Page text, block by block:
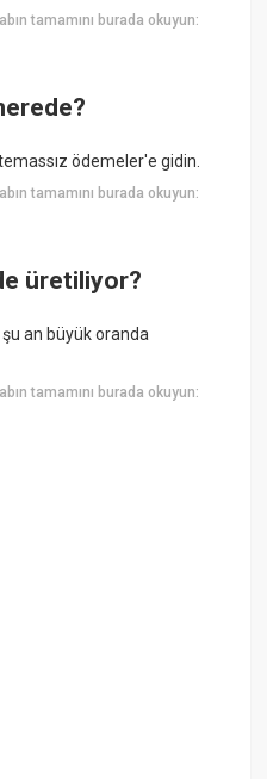
tamamını burada okuyun:
ödemeler'e gidin.
tamamını burada okuyun:
üretiliyor?
an büyük oranda
tamamını burada okuyun: